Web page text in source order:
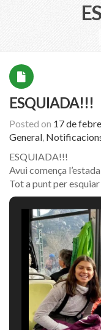
ESQUIADA!!!
Posted on 17 de
General,
ESQUIADA!!!
Avui comença
Tot a punt per